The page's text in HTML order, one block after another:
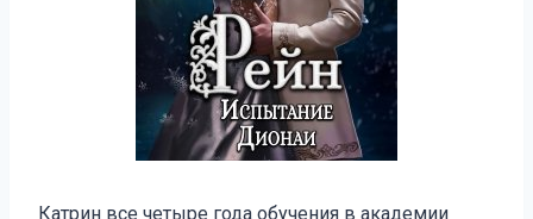
Катрин все четыре года обучения в академии